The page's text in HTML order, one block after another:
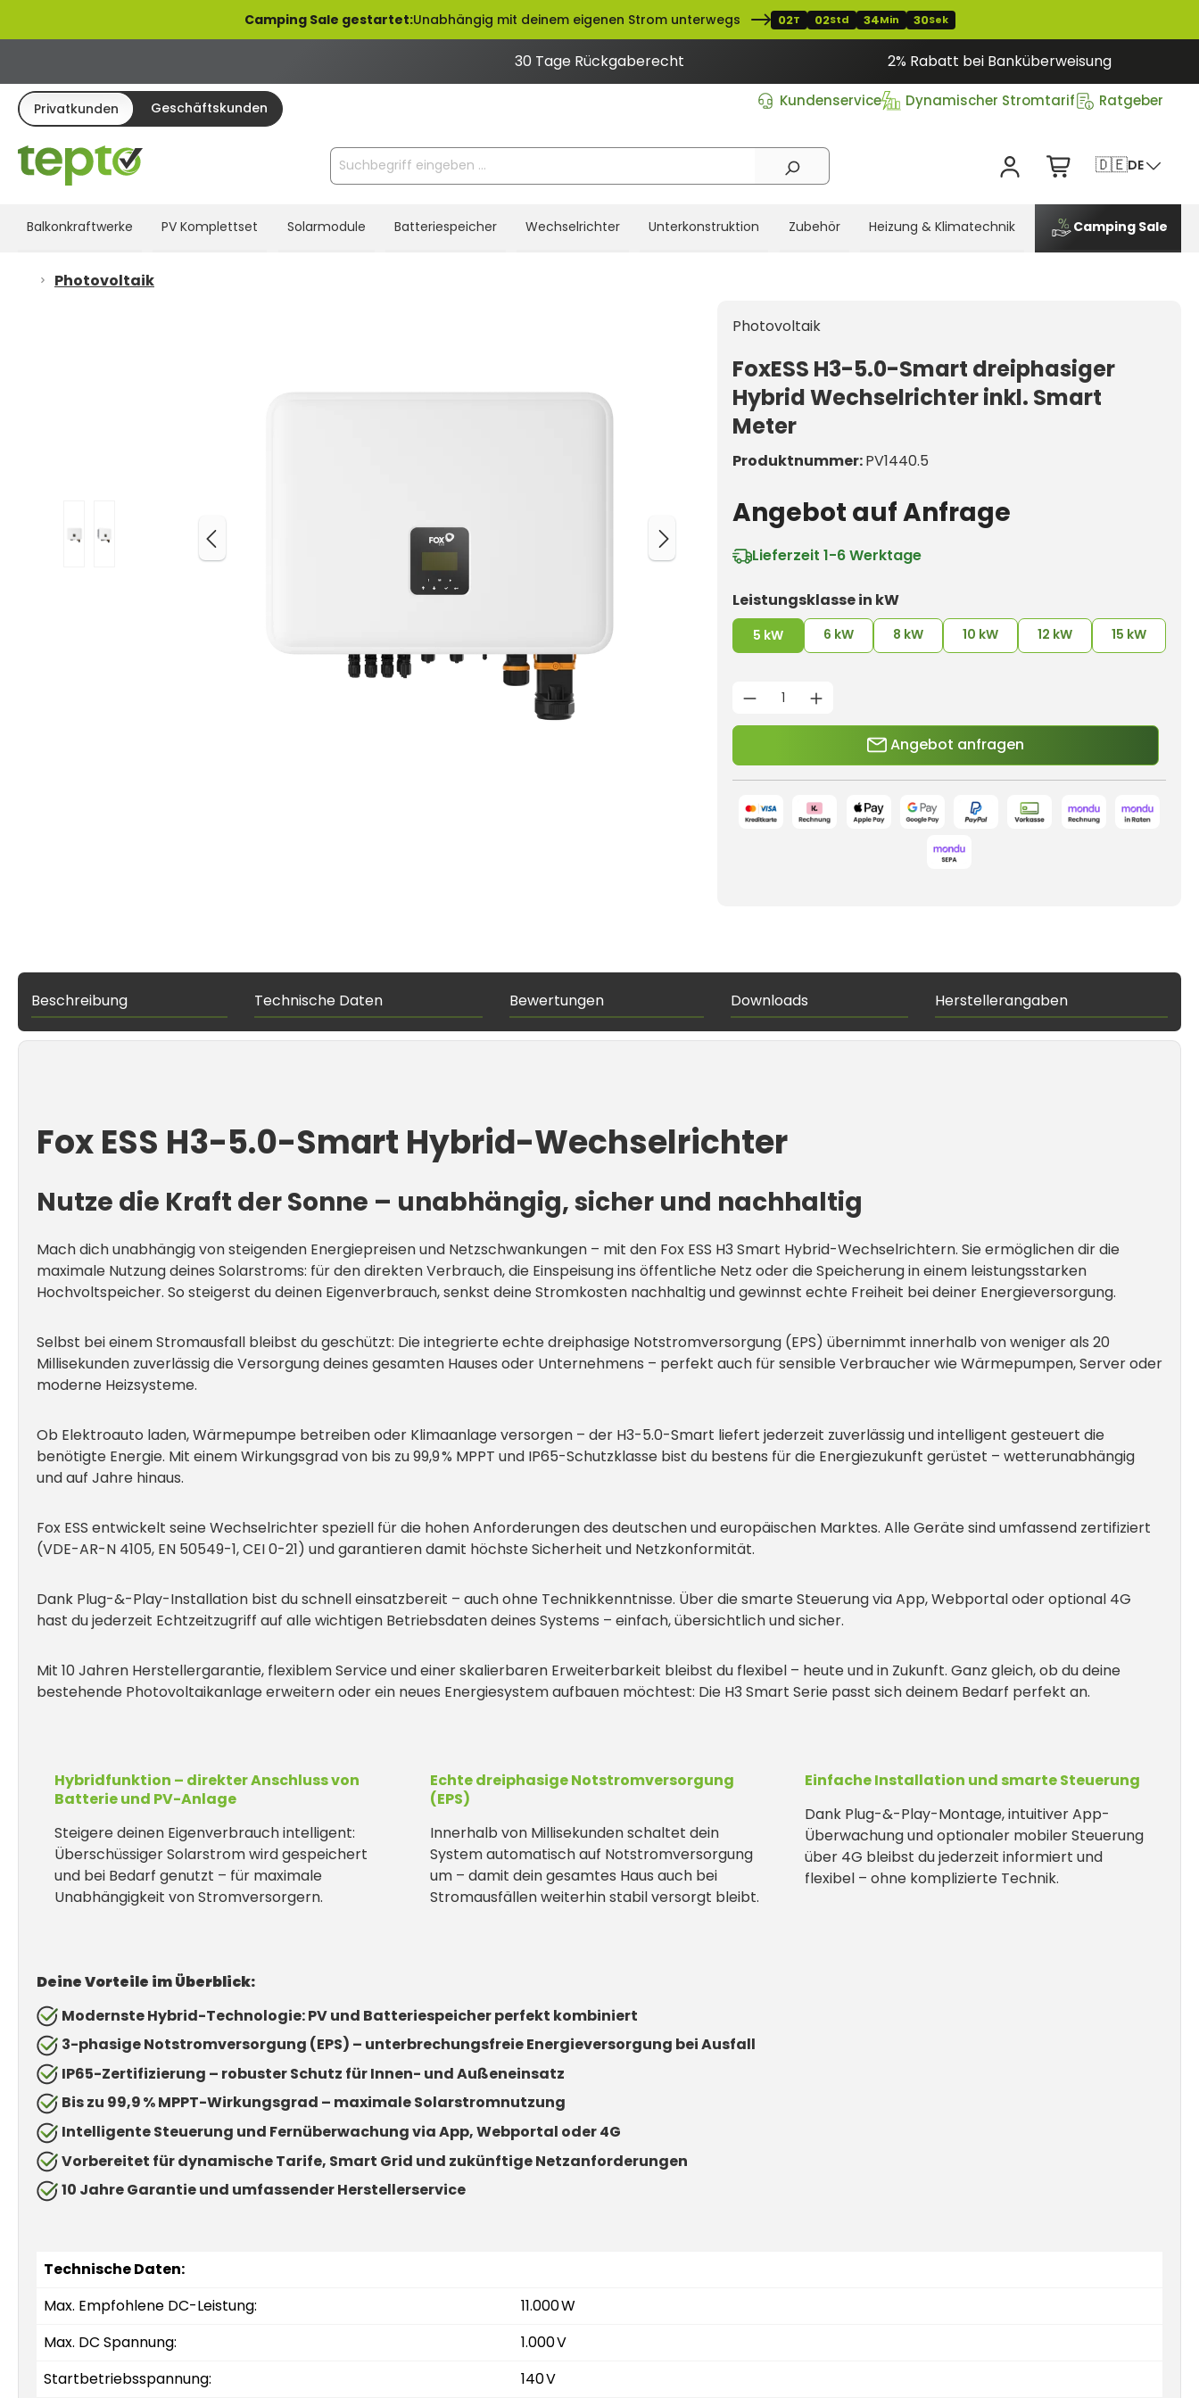
Zur Hauptnavigation springenCamping Sale gestartet:Unabhängig mit deinem eigenen Strom unterwegs 02T 02Std 34Min 29Sek
30 Tage Rückgaberecht 2% Rabatt bei Banküberweisung
Privatkunden Geschäftskunden Kundenservice Dynamischer Stromtarif Ratgeber
🇩🇪DE
Balkonkraftwerke PV Komplettset Solarmodule Batteriespeicher Wechselrichter Unterkonstruktion Zubehör Heizung & Klimatechnik Camping Sale
Photovoltaik
Photovoltaik
FoxESS H3-5.0-Smart dreiphasiger
Hybrid Wechselrichter inkl. Smart
Meter
Produktnummer:PV1440.5
Angebot auf Anfrage
Lieferzeit 1-6 Werktage
Leistungsklasse in kWauswählen
5 kW 6 kW 8 kW 10 kW 12 kW 15 kW
Angebot anfragen
Beschreibung Technische Daten Bewertungen Downloads Herstellerangaben
Fox ESS H3-5.0-Smart Hybrid-Wechselrichter
Nutze die Kraft der Sonne – unabhängig, sicher und nachhaltig
Mach dich unabhängig von steigenden Energiepreisen und Netzschwankungen – mit den Fox ESS H3 Smart Hybrid-Wechselrichtern. Sie ermöglichen dir die
maximale Nutzung deines Solarstroms: für den direkten Verbrauch, die Einspeisung ins öffentliche Netz oder die Speicherung in einem leistungsstarken
Hochvoltspeicher. So steigerst du deinen Eigenverbrauch, senkst deine Stromkosten nachhaltig und gewinnst echte Freiheit bei deiner Energieversorgung.
Selbst bei einem Stromausfall bleibst du geschützt: Die integrierte echte dreiphasige Notstromversorgung (EPS) übernimmt innerhalb von weniger als 20
Millisekunden zuverlässig die Versorgung deines gesamten Hauses oder Unternehmens – perfekt auch für sensible Verbraucher wie Wärmepumpen, Server oder
moderne Heizsysteme.
Ob Elektroauto laden, Wärmepumpe betreiben oder Klimaanlage versorgen – der H3-5.0-Smart liefert jederzeit zuverlässig und intelligent gesteuert die
benötigte Energie. Mit einem Wirkungsgrad von bis zu 99,9 % MPPT und IP65-Schutzklasse bist du bestens für die Energiezukunft gerüstet – wetterunabhängig
und auf Jahre hinaus.
Fox ESS entwickelt seine Wechselrichter speziell für die hohen Anforderungen des deutschen und europäischen Marktes. Alle Geräte sind umfassend zertifiziert
(VDE-AR-N 4105, EN 50549-1, CEI 0-21) und garantieren damit höchste Sicherheit und Netzkonformität.
Dank Plug-&-Play-Installation bist du schnell einsatzbereit – auch ohne Technikkenntnisse. Über die smarte Steuerung via App, Webportal oder optional 4G
hast du jederzeit Echtzeitzugriff auf alle wichtigen Betriebsdaten deines Systems – einfach, übersichtlich und sicher.
Mit 10 Jahren Herstellergarantie, flexiblem Service und einer skalierbaren Erweiterbarkeit bleibst du flexibel – heute und in Zukunft. Ganz gleich, ob du deine
bestehende Photovoltaikanlage erweitern oder ein neues Energiesystem aufbauen möchtest: Die H3 Smart Serie passt sich deinem Bedarf perfekt an.
Hybridfunktion – direkter Anschluss von
Batterie und PV-Anlage
Steigere deinen Eigenverbrauch intelligent:
Überschüssiger Solarstrom wird gespeichert
und bei Bedarf genutzt – für maximale
Unabhängigkeit von Stromversorgern.
Echte dreiphasige Notstromversorgung
(EPS)
Innerhalb von Millisekunden schaltet dein
System automatisch auf Notstromversorgung
um – damit dein gesamtes Haus auch bei
Stromausfällen weiterhin stabil versorgt bleibt.
Einfache Installation und smarte Steuerung
Dank Plug-&-Play-Montage, intuitiver App-
Überwachung und optionaler mobiler Steuerung
über 4G bleibst du jederzeit informiert und
flexibel – ohne komplizierte Technik.
Deine Vorteile im Überblick:
Modernste Hybrid-Technologie: PV und Batteriespeicher perfekt kombiniert
3-phasige Notstromversorgung (EPS) – unterbrechungsfreie Energieversorgung bei Ausfall
IP65-Zertifizierung – robuster Schutz für Innen- und Außeneinsatz
Bis zu 99,9 % MPPT-Wirkungsgrad – maximale Solarstromnutzung
Intelligente Steuerung und Fernüberwachung via App, Webportal oder 4G
Vorbereitet für dynamische Tarife, Smart Grid und zukünftige Netzanforderungen
10 Jahre Garantie und umfassender Herstellerservice
Technische Daten:
Max. Empfohlene DC-Leistung:
11.000 W
Max. DC Spannung:
1.000 V
Startbetriebsspannung:
140 V